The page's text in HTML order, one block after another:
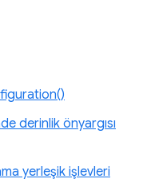
derinlik önyargısı
yerleşik işlevleri